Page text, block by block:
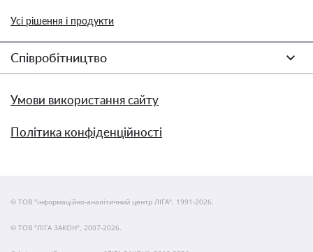
Усі рішення і продукти
Співробітництво
Умови використання сайту
Політика конфіденційності
© ТОВ "інформаційно-аналітичний центр ЛІГА", 1991-2026.
© ТОВ "ЛІГА ЗАКОН", 2007-2026.